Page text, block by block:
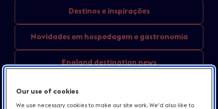
Destinos e inspirações
Novidades em hospedagem e gastronomia
England destination news
Recursos para
Our use of cookies
We use necessary cookies to make our site work. We'd also like to